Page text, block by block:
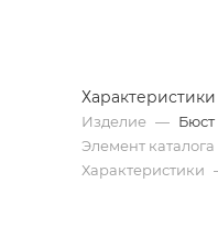
Характеристики
Изделие — Бюст
Элемент каталога
Характеристики